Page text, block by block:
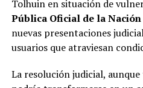
Tolhuin en situación de
Pública Oficial de la Nación
nuevas presentaciones
usuarios que atraviesan
La resolución judicial,